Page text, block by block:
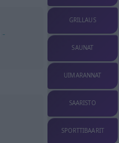
-
GRILLAUS
SAUNAT
UIMARANNAT
SAARISTO
SPORTTIBAARIT